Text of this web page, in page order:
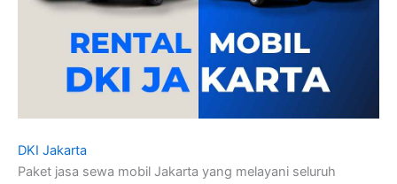
DKI Jakarta
Paket jasa sewa mobil Jakarta yang melayani seluruh